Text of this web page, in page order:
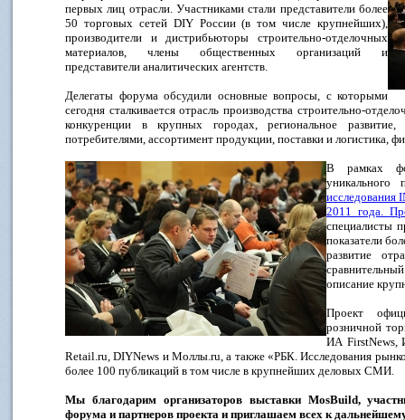
первых лиц отрасли. Участниками стали представители более
50 торговых сетей DIY России (в том числе крупнейших),
производители и дистрибьюторы строительно-отделочных
материалов, члены общественных организаций и
представители аналитических агентств.
Делегаты форума обсудили основные вопросы, с которыми
сегодня сталкивается отрасль производства строительно-
конкуренции в крупных городах, региональное
потребителями, ассортимент продукции, поставки и логистика,
В рамках
уникального
исследования
2011 года.
специалисты
показатели
развитие
описание
Проект
розничной
ИА FirstNews,
Retail.ru, DIYNews и Моллы.ru, а также «РБК. Исследования
более 100 публикаций в том числе в крупнейших деловых СМИ.
Мы благодарим организаторов выставки MosBuild,
форума и партнеров проекта и приглашаем всех к